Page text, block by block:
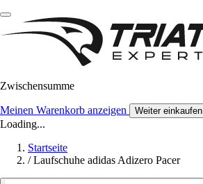
Zwischensumme
Meinen Warenkorb anzeigen Weiter einkaufen
Loading...
Startseite
/ Laufschuhe adidas Adizero Pacer